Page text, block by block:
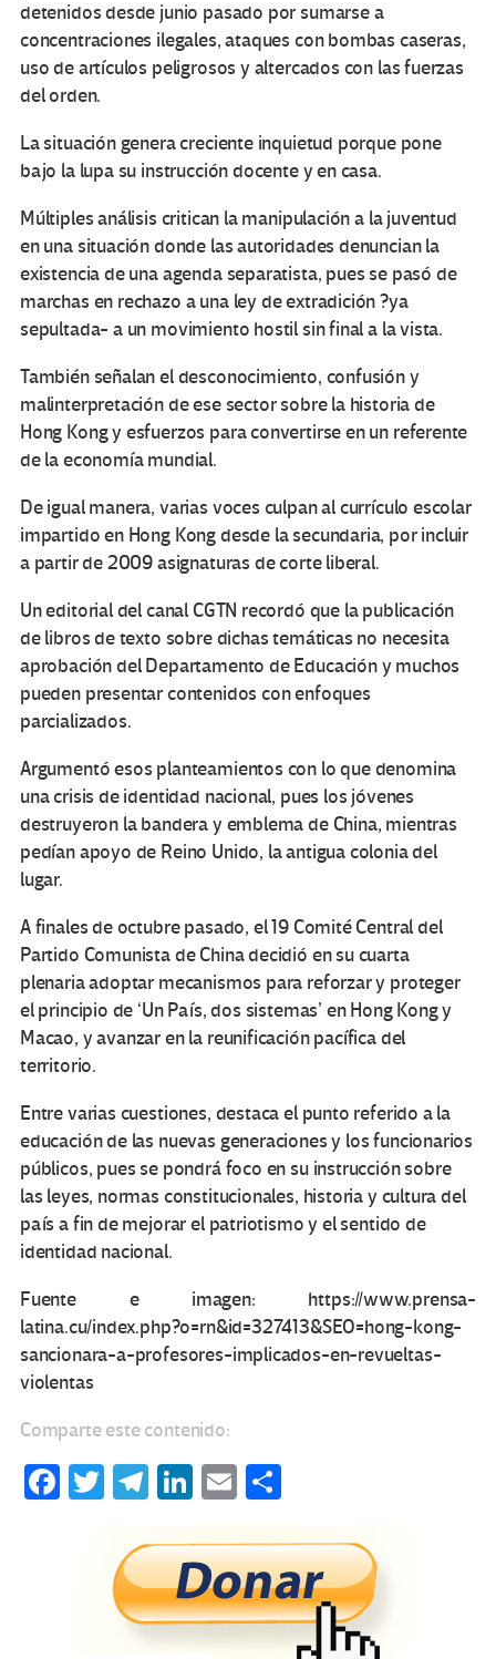
detenidos desde junio pasado por sumarse a
concentraciones ilegales, ataques con bombas caseras,
uso de artículos peligrosos y altercados con las fuerzas
del orden.
La situación genera creciente inquietud porque pone
bajo la lupa su instrucción docente y en casa.
Múltiples análisis critican la manipulación a la juventud
en una situación donde las autoridades denuncian la
existencia de una agenda separatista, pues se pasó de
marchas en rechazo a una ley de extradición ?ya
sepultada- a un movimiento hostil sin final a la vista.
También señalan el desconocimiento, confusión y
malinterpretación de ese sector sobre la historia de
Hong Kong y esfuerzos para convertirse en un referente
de la economía mundial.
De igual manera, varias voces culpan al currículo escolar
impartido en Hong Kong desde la secundaria, por incluir
a partir de 2009 asignaturas de corte liberal.
Un editorial del canal CGTN recordó que la publicación
de libros de texto sobre dichas temáticas no necesita
aprobación del Departamento de Educación y muchos
pueden presentar contenidos con enfoques
parcializados.
Argumentó esos planteamientos con lo que denomina
una crisis de identidad nacional, pues los jóvenes
destruyeron la bandera y emblema de China, mientras
pedían apoyo de Reino Unido, la antigua colonia del
lugar.
A finales de octubre pasado, el 19 Comité Central del
Partido Comunista de China decidió en su cuarta
plenaria adoptar mecanismos para reforzar y proteger
el principio de ‘Un País, dos sistemas’ en Hong Kong y
Macao, y avanzar en la reunificación pacífica del
territorio.
Entre varias cuestiones, destaca el punto referido a la
educación de las nuevas generaciones y los funcionarios
públicos, pues se pondrá foco en su instrucción sobre
las leyes, normas constitucionales, historia y cultura del
país a fin de mejorar el patriotismo y el sentido de
identidad nacional.
Fuente e imagen: https://www.prensa-
latina.cu/index.php?o=rn&id=327413&SEO=hong-kong-
sancionara-a-profesores-implicados-en-revueltas-
violentas
Comparte este contenido:
Fa T
tt
er
Te
gr
a
m
Li
ke
dI
n
E
ail m
p
ar